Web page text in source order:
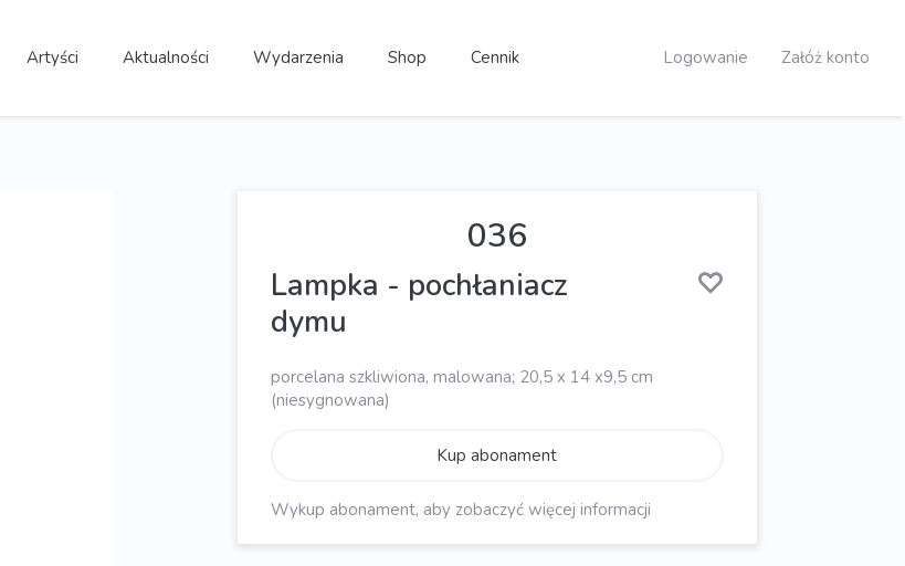
Artyści Aktualności Wydarzenia Shop Cennik Logowanie Załóż konto
036
Lampka - pochłaniacz
dymu
porcelana szkliwiona, malowana; 20,5 x 14 x9,5 cm
(niesygnowana)
Kup abonament
Wykup abonament, aby zobaczyć więcej informacji